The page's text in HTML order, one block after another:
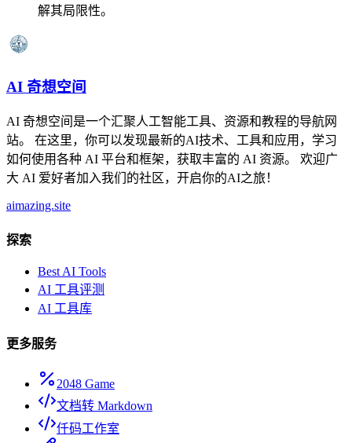
解其局限性。
AI 奇想空间
AI 奇想空间是一个汇聚人工智能工具、资源和教程的导航网
站。 在这里，你可以发现最新的AI技术、工具和应用，学习
如何使用各种 AI 平台和框架，获取丰富的 AI 资源。 欢迎广
大 AI 爱好者加入我们的社区，开启你的AI之旅！
aimazing.site
探索
Best AI Tools
AI 工具评测
AI 工具库
更多服务
2048 Game
文档转 Markdown
仟码工作室